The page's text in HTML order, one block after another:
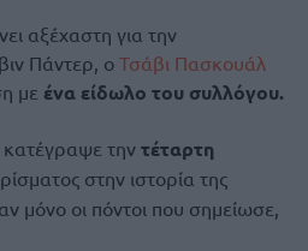
αξέχαστη για την
Πάντερ, ο Τσάβι Πασκουάλ
με ένα είδωλο του συλλόγου.
την τέταρτη
στην ιστορία της
μόνο οι πόντοι που σημείωσε,